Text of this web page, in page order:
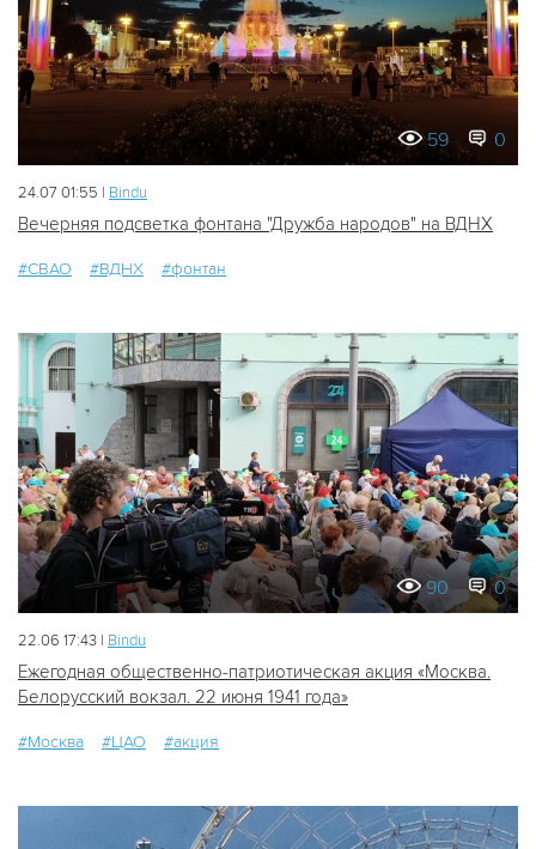
59 0
24.07 01:55 | Bindu
Вечерняя подсветка фонтана "Дружба народов" на ВДНХ
#СВАО #ВДНХ #фонтан
90 0
22.06 17:43 | Bindu
Ежегодная общественно-патриотическая акция «Москва.
Белорусский вокзал. 22 июня 1941 года»
#Москва #ЦАО #акция